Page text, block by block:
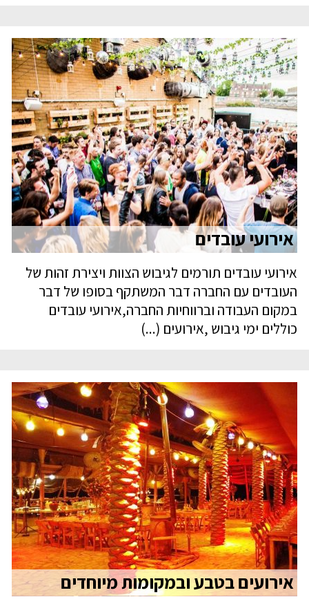
אירועי עובדים
אירועי עובדים תורמים לגיבוש הצוות ויצירת זהות של
העובדים עם החברה דבר המשתקף בסופו של דבר
במקום העבודה וברווחיות החברה,אירועי עובדים
כוללים ימי גיבוש ,אירועים (...)
אירועים בטבע ובמקומות מיוחדים